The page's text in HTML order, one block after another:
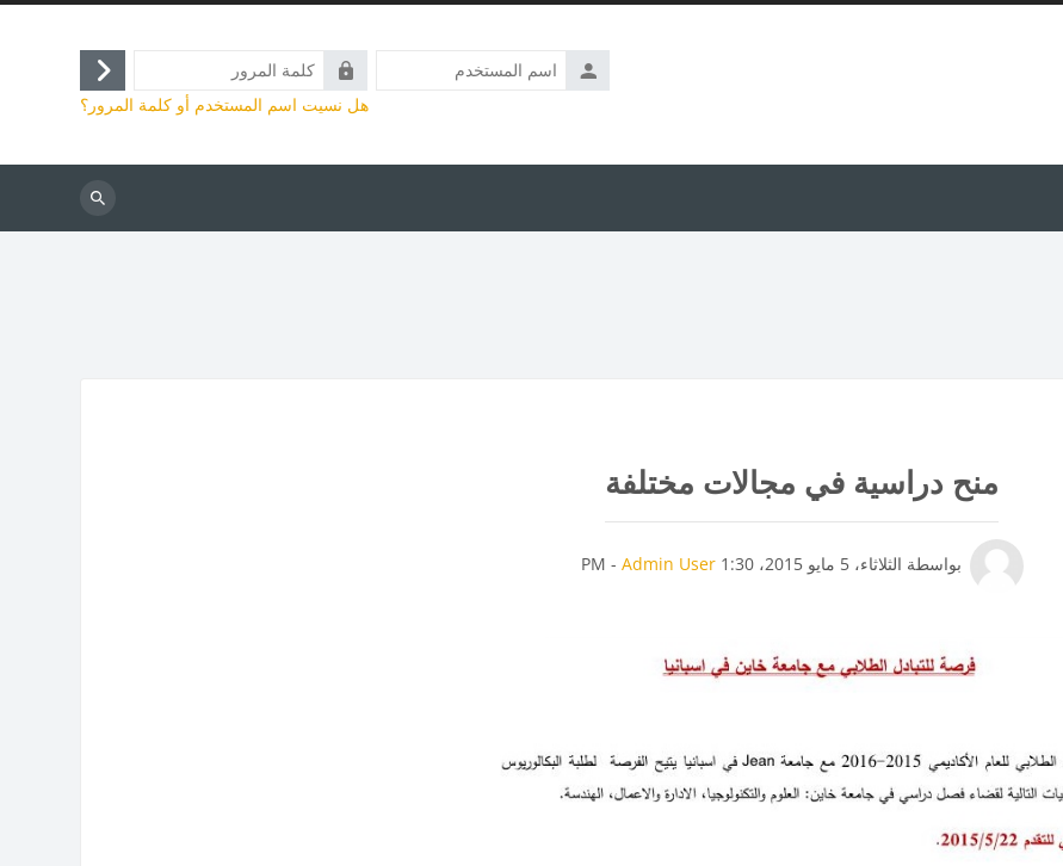
اسم
المستخدم
كلمة
المرور
تسجيل
الدخول
هل نسيت اسم المستخدم أو كلمة المرور؟
بحث
منح دراسية في مجالات مختلفة
بواسطة الثلاثاء، 5 مايو 2015، 1:30 PM - Admin User عدد الردود: 0